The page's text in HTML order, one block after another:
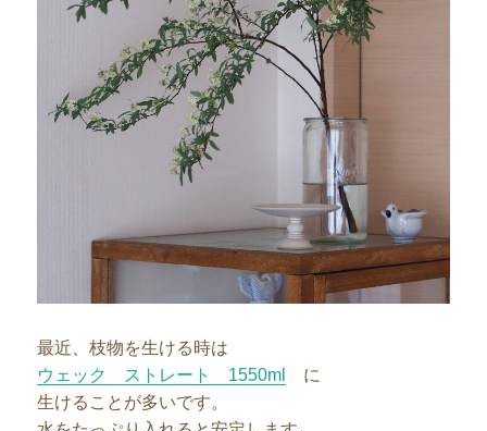
最近、枝物を生ける時は
ウェック ストレート 1550ml
に
生けることが多いです。